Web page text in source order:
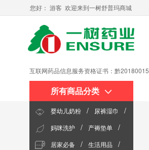
您好： 游客 欢迎来到一树舒普玛商城
互联网药品信息服务资格证书：黔20180015
所有商品分类
关于我们婴幼儿奶粉 / 尿裤湿巾 /
洗浴护肤妈咪洗护 / 产褥垫单 /
孕期营养居家必备 / 生活用品 /